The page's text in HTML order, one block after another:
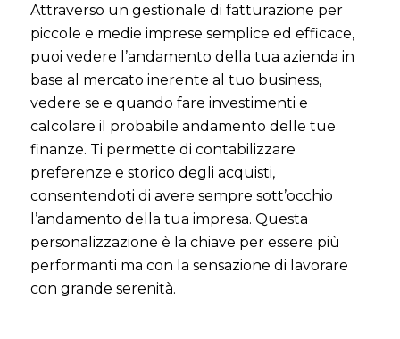
Attraverso un gestionale di fatturazione per
piccole e medie imprese semplice ed efficace,
puoi vedere l’andamento della tua azienda in
base al mercato inerente al tuo business,
vedere se e quando fare investimenti e
calcolare il probabile andamento delle tue
finanze. Ti permette di contabilizzare
preferenze e storico degli acquisti,
consentendoti di avere sempre sott’occhio
l’andamento della tua impresa. Questa
personalizzazione è la chiave per essere più
performanti ma con la sensazione di lavorare
con grande serenità.